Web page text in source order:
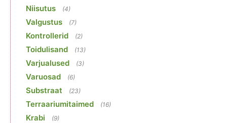
Niisutus (4)
Valgustus (7)
Kontrollerid (2)
Toidulisand (13)
Varjualused (3)
Varuosad (6)
Substraat (23)
Terraariumitaimed (16)
Krabi (9)